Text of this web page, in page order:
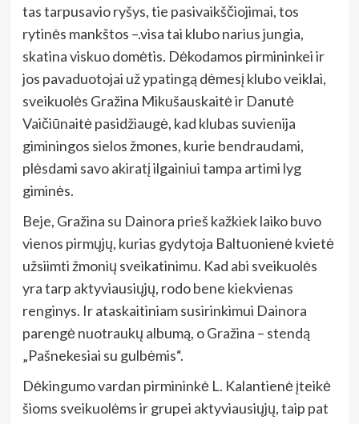
tas tarpusavio ryšys, tie pasivaikščiojimai, tos
rytinės mankštos –.visa tai klubo narius jungia,
skatina viskuo domėtis. Dėkodamos pirmininkei ir
jos pavaduotojai už ypatingą dėmesį klubo veiklai,
sveikuolės Gražina Mikušauskaitė ir Danutė
Vaičiūnaitė pasidžiaugė, kad klubas suvienija
giminingos sielos žmones, kurie bendraudami,
plėsdami savo akiratį ilgainiui tampa artimi lyg
giminės.
Beje, Gražina su Dainora prieš kažkiek laiko buvo
vienos pirmųjų, kurias gydytoja Baltuonienė kvietė
užsiimti žmonių sveikatinimu. Kad abi sveikuolės
yra tarp aktyviausiųjų, rodo bene kiekvienas
renginys. Ir ataskaitiniam susirinkimui Dainora
parengė nuotraukų albumą, o Gražina – stendą
„Pašnekesiai su gulbėmis“.
Dėkingumo vardan pirmininkė L. Kalantienė įteikė
šioms sveikuolėms ir grupei aktyviausiųjų, taip pat